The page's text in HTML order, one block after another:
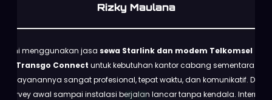
Rizky Maulana
Kami menggunakan jasa sewa Starlink dan modem Telkomsel dari
Transgo Connect untuk kebutuhan kantor cabang sementara.
Pelayanannya sangat profesional, tepat waktu, dan komunikatif. Dari
survey awal sampai instalasi berjalan lancar tanpa kendala. Internet